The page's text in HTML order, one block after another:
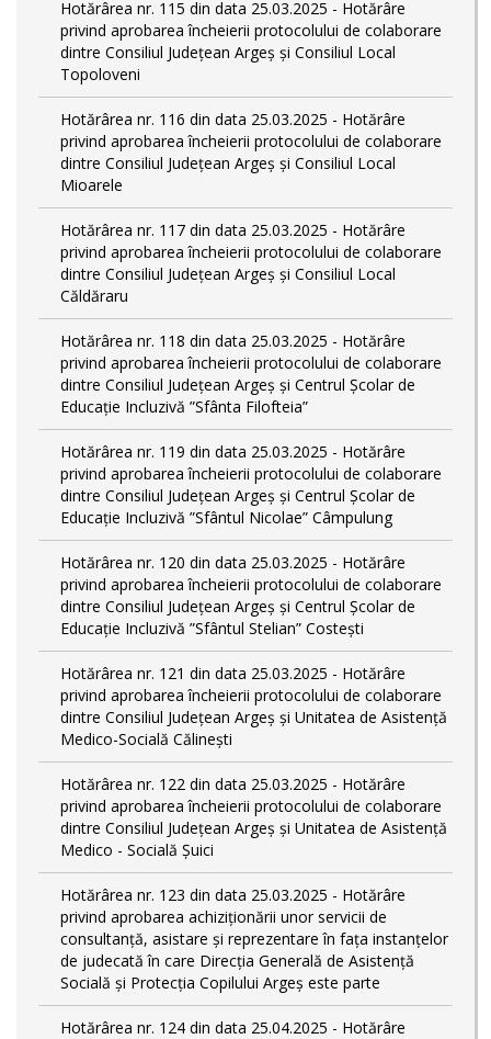
Hotărârea nr. 115 din data 25.03.2025 - Hotărâre
privind aprobarea încheierii protocolului de colaborare
dintre Consiliul Județean Argeș și Consiliul Local
Topoloveni
Hotărârea nr. 116 din data 25.03.2025 - Hotărâre
privind aprobarea încheierii protocolului de colaborare
dintre Consiliul Județean Argeș și Consiliul Local
Mioarele
Hotărârea nr. 117 din data 25.03.2025 - Hotărâre
privind aprobarea încheierii protocolului de colaborare
dintre Consiliul Județean Argeș și Consiliul Local
Căldăraru
Hotărârea nr. 118 din data 25.03.2025 - Hotărâre
privind aprobarea încheierii protocolului de colaborare
dintre Consiliul Județean Argeș și Centrul Școlar de
Educație Incluzivă ”Sfânta Filofteia”
Hotărârea nr. 119 din data 25.03.2025 - Hotărâre
privind aprobarea încheierii protocolului de colaborare
dintre Consiliul Județean Argeș și Centrul Școlar de
Educație Incluzivă ”Sfântul Nicolae” Câmpulung
Hotărârea nr. 120 din data 25.03.2025 - Hotărâre
privind aprobarea încheierii protocolului de colaborare
dintre Consiliul Județean Argeș și Centrul Școlar de
Educație Incluzivă ”Sfântul Stelian” Costești
Hotărârea nr. 121 din data 25.03.2025 - Hotărâre
privind aprobarea încheierii protocolului de colaborare
dintre Consiliul Județean Argeș și Unitatea de Asistență
Medico-Socială Călinești
Hotărârea nr. 122 din data 25.03.2025 - Hotărâre
privind aprobarea încheierii protocolului de colaborare
dintre Consiliul Județean Argeș și Unitatea de Asistență
Medico - Socială Șuici
Hotărârea nr. 123 din data 25.03.2025 - Hotărâre
privind aprobarea achiziționării unor servicii de
consultanță, asistare și reprezentare în fața instanțelor
de judecată în care Direcția Generală de Asistență
Socială și Protecția Copilului Argeș este parte
Hotărârea nr. 124 din data 25.04.2025 - Hotărâre